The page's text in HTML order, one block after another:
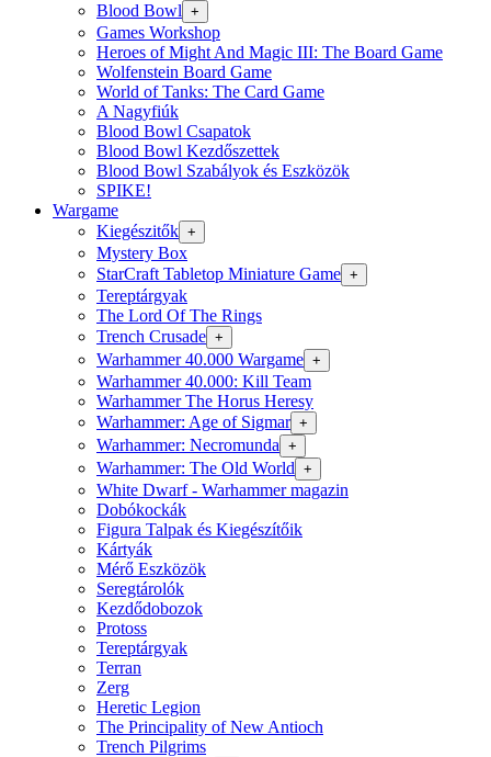
Blood Bowl +
Games Workshop
Heroes of Might And Magic III: The Board Game
Wolfenstein Board Game
World of Tanks: The Card Game
A Nagyfiúk
Blood Bowl Csapatok
Blood Bowl Kezdőszettek
Blood Bowl Szabályok és Eszközök
SPIKE!
Wargame
Kiegészitők +
Mystery Box
StarCraft Tabletop Miniature Game +
Tereptárgyak
The Lord Of The Rings
Trench Crusade +
Warhammer 40.000 Wargame +
Warhammer 40.000: Kill Team
Warhammer The Horus Heresy
Warhammer: Age of Sigmar +
Warhammer: Necromunda +
Warhammer: The Old World +
White Dwarf - Warhammer magazin
Dobókockák
Figura Talpak és Kiegészítőik
Kártyák
Mérő Eszközök
Seregtárolók
Kezdődobozok
Protoss
Tereptárgyak
Terran
Zerg
Heretic Legion
The Principality of New Antioch
Trench Pilgrims